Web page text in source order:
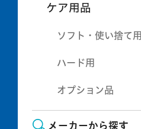
ケア用品
ソフト・使い捨て用
ハード用
オプション品
メーカーから探す